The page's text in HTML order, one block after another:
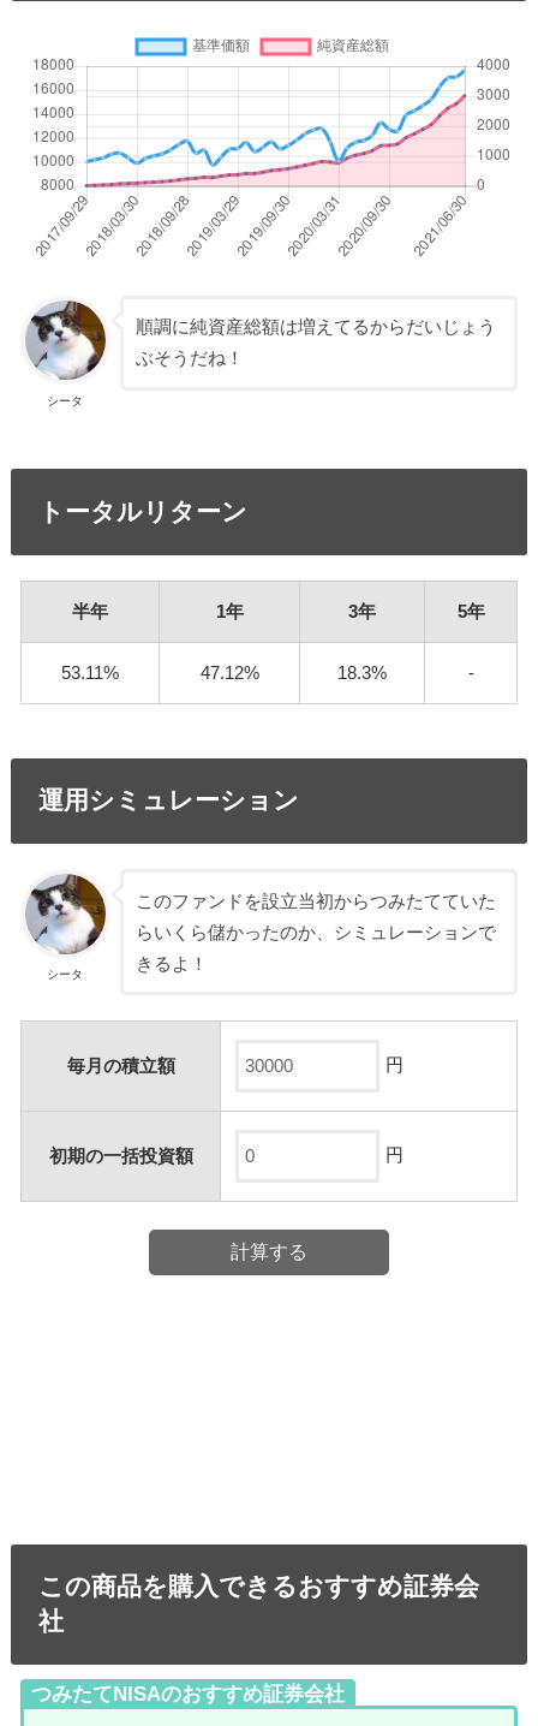
シータ
順調に純資産総額は増えてるからだいじょう
ぶそうだね！
トータルリターン
半年 1年 3年 5年
53.11% 47.12% 18.3% -
運用シミュレーション
シータ
このファンドを設立当初からつみたてていた
らいくら儲かったのか、シミュレーションで
きるよ！
毎月の積立額 円
初期の一括投資額 円
この商品を購入できるおすすめ証券会
社
つみたてNISAのおすすめ証券会社